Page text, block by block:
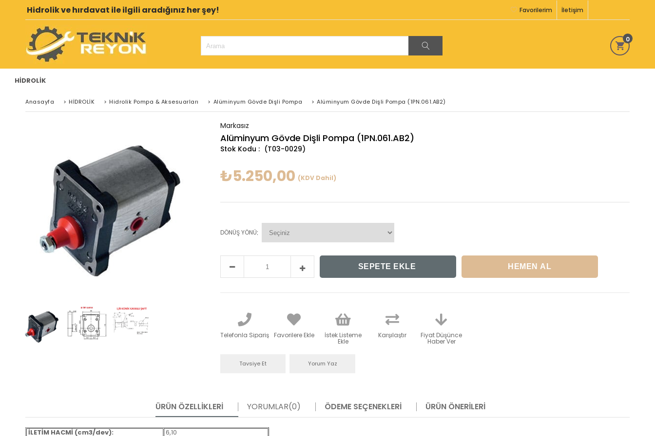
Hidrolik ve hırdavat ile ilgili aradığınız her şey! İletişim
Favorilerim
0
HİDROLİK
Anasayfa > HİDROLİK > Hidrolik Pompa & Aksesuarları > Alüminyum Gövde Dişli Pompa > Alüminyum Gövde Dişli Pompa (1PN.061.AB2)
Markasız
Alüminyum Gövde Dişli Pompa (1PN.061.AB2)
(T03-0029)
₺5.250,00 (KDV Dahil)
DÖNÜŞ YÖNÜ:
Telefonla Sipariş Favorilere Ekle İstek Listeme
Ekle
Karşılaştır Fiyat Düşünce
Haber Ver
Tavsiye Et Yorum Yaz
ÜRÜN ÖZELLIKLERI YORUMLAR(0) ÖDEME SEÇENEKLERI ÜRÜN ÖNERILERI
İLETİM HACMİ (cm3/dev): 6,10